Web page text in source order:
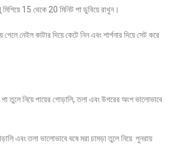
15 থেকে 20 মিনিট পা ডুবিয়ে রাখুন।
নেইল কাটার দিয়ে কেটে নিন এবং শার্পনার দিয়ে সেট করে
পা তুলে নিয়ে পায়ের গোড়ালি, তলা এবং উপরের অংশ ভালোভাবে
এবং তলা ভালোভাবে ঘষে মরা চামড়া তুলে নিয়ে পুনরায়